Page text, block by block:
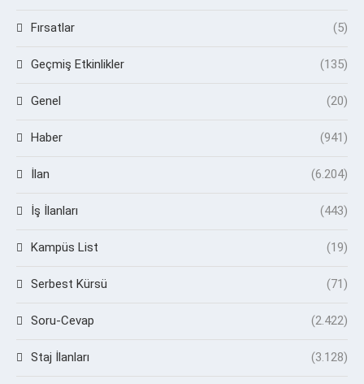
Fırsatlar (5)
Geçmiş Etkinlikler (135)
Genel (20)
Haber (941)
İlan (6.204)
İş İlanları (443)
Kampüs List (19)
Serbest Kürsü (71)
Soru-Cevap (2.422)
Staj İlanları (3.128)